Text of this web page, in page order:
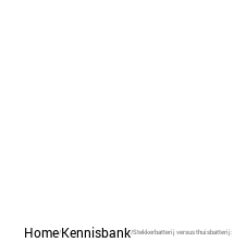
Home/Kennisbank/Stekkerbatterij versus